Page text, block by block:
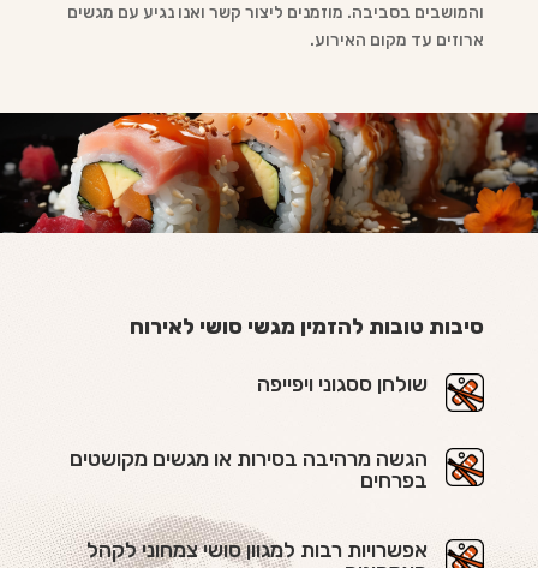
והמושבים בסביבה. מוזמנים ליצור קשר ואנו נגיע עם מגשים
ארוזים עד מקום האירוע.
סיבות טובות להזמין מגשי סושי לאירוח
שולחן ססגוני ויפייפה
הגשה מרהיבה בסירות או מגשים מקושטים
בפרחים
אפשרויות רבות למגוון סושי צמחוני לקהל